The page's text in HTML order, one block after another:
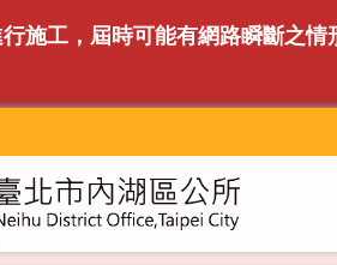
施工，屆時可能有網路瞬斷之